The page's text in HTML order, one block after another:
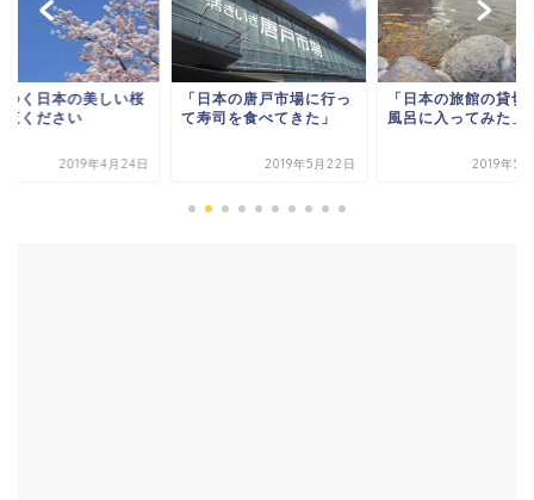
ゆく日本の美しい桜
覧ください
2019年4月24日
「日本の唐戸市場に行っ
て寿司を食べてきた」
2019年5月22日
「日本の旅館の貸切
風呂に入ってみた」
2019年5